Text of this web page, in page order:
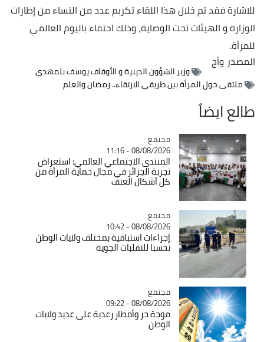
للاشارة فقد تم خلال هذا اللقاء تكريم عدد من النساء من إطارات
الوزارة و الهيئات تحت الوصاية، وذلك احتفاء باليوم العالمي
للمرأة.
المصدروأج
وزير الشؤون الدينية و الأوقاف يوسف بلمهدي
ملتقى حول المرأة بين طريقي الارتقاء.. رمضان والعلم
طالع ايضاً
Catégorie
مجتمع
08/08/2026 - 11:16
المنتدى الاجتماعي العالمي: استعراض
تجربة الجزائر في مجال حماية المرأة من
كل أشكال العنف
Catégorie
مجتمع
08/08/2026 - 10:42
إجراءات استباقية بمختلف ولايات الوطن
تحسبا للتقلبات الجوية
Catégorie
مجتمع
08/08/2026 - 09:22
موجة حر وأمطار رعدية على عديد ولايات
الوطن